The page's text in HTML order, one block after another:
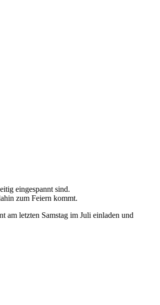
eingespannt sind.
zum Feiern kommt.
am letzten Samstag im Juli einladen und